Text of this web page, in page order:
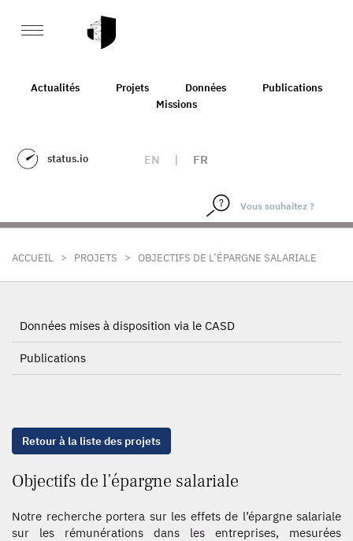
Actualités Projets Données
Publications
Missions
status.io EN | FR
ACCUEIL > PROJETS > OBJECTIFS DE L’ÉPARGNE SALARIALE
Données mises à disposition via le CASD
Publications
Retour à la liste des projets
Objectifs de l’épargne salariale
Notre recherche portera sur les effets de l’épargne salariale
sur les rémunérations dans les entreprises, mesurées